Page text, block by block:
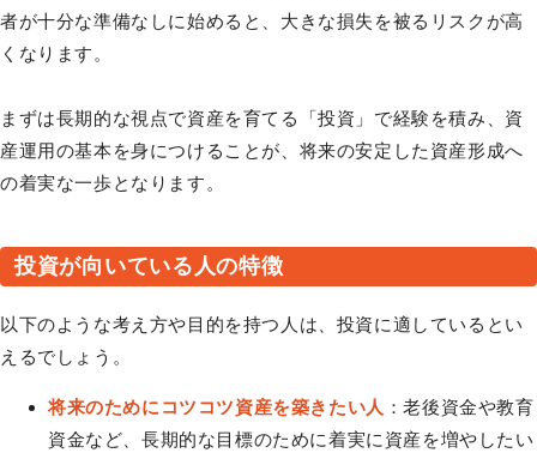
者が十分な準備なしに始めると、大きな損失を被るリスクが高
くなります。
まずは長期的な視点で資産を育てる「投資」で経験を積み、資
産運用の基本を身につけることが、将来の安定した資産形成へ
の着実な一歩となります。
投資が向いている人の特徴
以下のような考え方や目的を持つ人は、投資に適しているとい
えるでしょう。
将来のためにコツコツ資産を築きたい人 ：老後資金や教育
資金など、長期的な目標のために着実に資産を増やしたい